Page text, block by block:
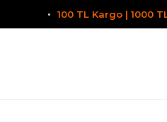
100 TL Kargo | 1000